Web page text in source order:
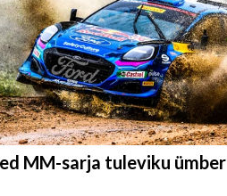
MM-sarja tuleviku ümber